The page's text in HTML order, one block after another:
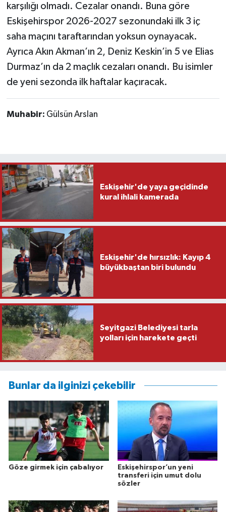
karşılığı olmadı. Cezalar onandı. Buna göre
Eskişehirspor 2026-2027 sezonundaki ilk 3 iç
saha maçını taraftarından yoksun oynayacak.
Ayrıca Akın Akman’ın 2, Deniz Keskin’in 5 ve Elias
Durmaz’ın da 2 maçlık cezaları onandı. Bu isimler
de yeni sezonda ilk haftalar kaçıracak.
Muhabir: Gülsün Arslan
Eskişehir'de yaya geçidinde
kural ihlali kamerada
Eskişehir'de hırsızlık: Kayıp 4
büyükbaştan biri bulundu
Seyitgazi Belediyesi tarla
yolları için harekete geçti
Bunlar da ilginizi çekebilir
Göze girmek için çabalıyor
Eskişehirspor’un yeni
transferi için umut dolu
sözler